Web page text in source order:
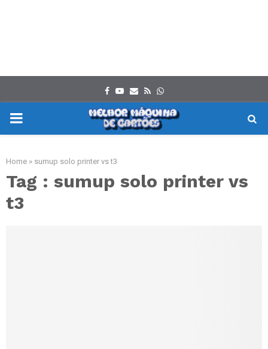
Facebook
Youtube
Email
RssWhatsapp
PRIMARY
Home » sumup solo printer vs t3
Tag : sumup solo printer vs
t3